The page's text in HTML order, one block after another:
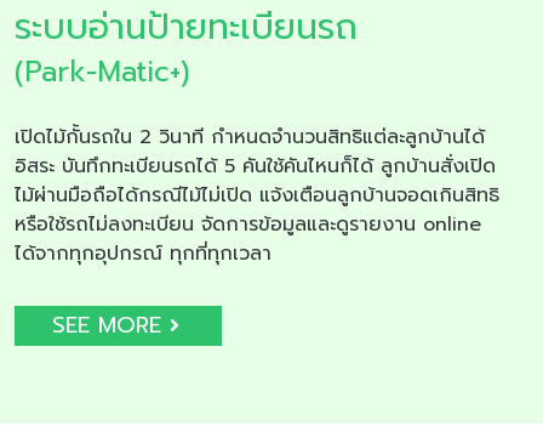
ระบบอ่านป้ายทะเบียนรถ
(Park-Matic+)
เปิดไม้กั้นรถใน 2 วินาที กำหนดจำนวนสิทธิแต่ละลูกบ้านได้
อิสระ บันทึกทะเบียนรถได้ 5 คันใช้คันไหนก็ได้ ลูกบ้านสั่งเปิด
ไม้ผ่านมือถือได้กรณีไม้ไม่เปิด แจ้งเตือนลูกบ้านจอดเกินสิทธิ
หรือใช้รถไม่ลงทะเบียน จัดการข้อมูลและดูรายงาน online
ได้จากทุกอุปกรณ์ ทุกที่ทุกเวลา
SEE MORE